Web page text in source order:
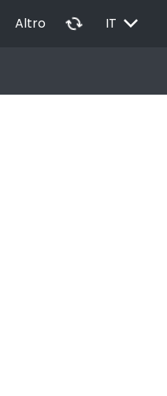
Altro autorenew IT EXPAND_MORE